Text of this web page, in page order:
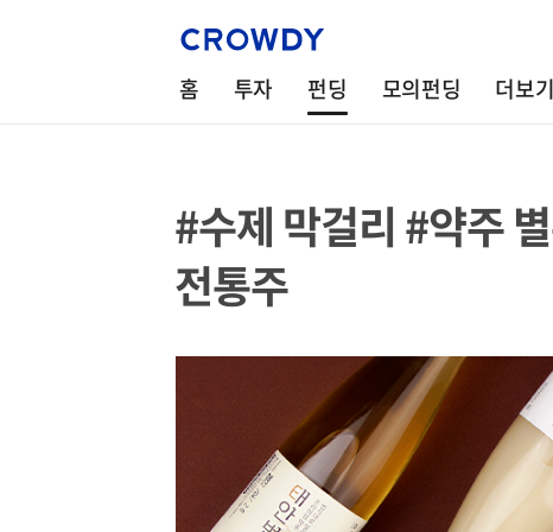
홈 투자 펀딩 모의펀딩 더보기
#수제 막걸리 #약주
전통주